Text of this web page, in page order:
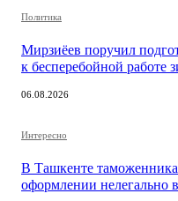
Политика
Мирзиёев поручил
к бесперебойной работе
06.08.2026
Интересно
В Ташкенте таможенника
оформлении нелегально